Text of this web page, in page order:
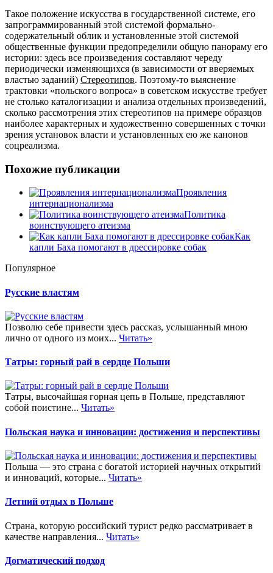
Такое положение искусства в государственной системе, его
запрограммированный этой системой формально-
содержательный облик и установленные этой системой
общественные функции предопределили общую панораму его
истории: здесь все произведения составляют череду
периодически изменяющихся (в зависимости от вверяемых
властью заданий) Стереотипов. Поэтому-то выяснение
трактовки «польского вопроса» в советском искусстве требует
не столько каталогизации и анализа отдельных произведений,
сколько рассмотрения этих стереотипов на примере образцов
наиболее характерных и художественно совершенных с точки
зрения установок власти и установленных ею же канонов
соцреализма.
Похожие публикации
Проявления
интернационализма
Политика
воинствующего атеизма
Как
капли Баха помогают в дрессировке собак
Популярное
Русские властям
Позволю себе привести здесь рассказ, услышанный мною
лично от одного из моих... Читать»
Татры: горный рай в сердце Польши
Татры, высочайшая горная цепь в Польше, представляют
собой поистине... Читать»
Польская наука и инновации: достижения и перспективы
Польша — это страна с богатой историей научных открытий
и инноваций, которые... Читать»
Летний отдых в Польше
Страна, которую российский турист редко рассматривает в
качестве направления... Читать»
Догматический подход